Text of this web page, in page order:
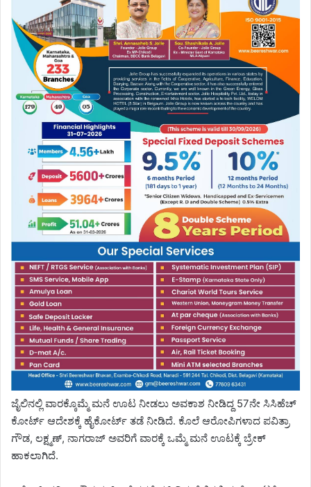
ಜೈಲಿನಲ್ಲಿ ವಾರಕ್ಕೊಮ್ಮೆ ಮನೆ ಊಟ ನೀಡಲು ಅವಕಾಶ ನೀಡಿದ್ದ 57ನೇ ಸಿಸಿಹೆಚ್
ಕೋರ್ಟ್ ಆದೇಶಕ್ಕೆ ಹೈಕೋರ್ಟ್ ತಡೆ ನೀಡಿದೆ. ಕೊಲೆ ಆರೋಪಿಗಳಾದ ಪವಿತ್ರಾ
ಗೌಡ, ಲಕ್ಷ್ಮಣ್, ನಾಗರಾಜ್ ಅವರಿಗೆ ವಾರಕ್ಕೆ ಒಮ್ಮೆ ಮನೆ ಊಟಕ್ಕೆ ಬ್ರೇಕ್
ಹಾಕಲಾಗಿದೆ.